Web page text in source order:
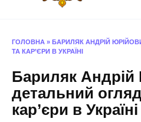
ГОЛОВНА » БАРИЛЯК АНДРІЙ
ТА КАР’ЄРИ В УКРАЇНІ
Бариляк
детальний
кар’єри в Україні